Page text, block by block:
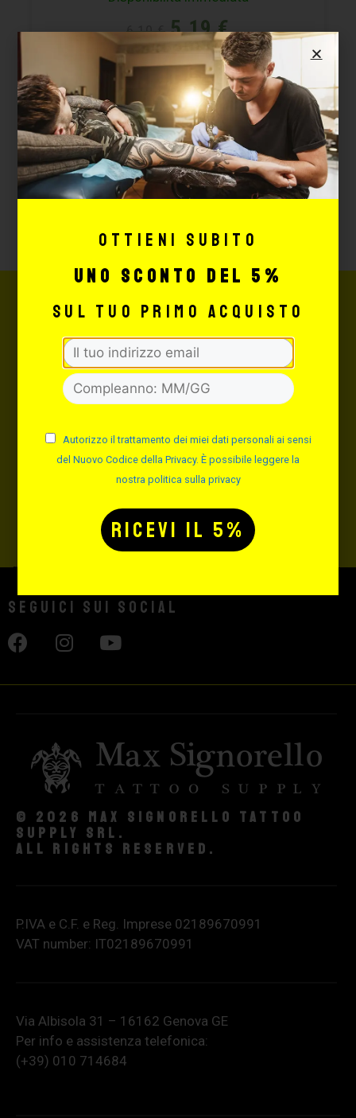
6,10€ 5,19€
AGGIUNGI
Newsletter
sconto!
politica sulla privacy
INVIA
Seguici sui social
© 2026 Max Signorello Tattoo
supply srl.
All rights reserved.
P.IVA e C.F. e Reg. Imprese 02189670991
VAT number: IT02189670991
Via Albisola 31 – 16162 Genova GE
Per info e assistenza telefonica:
(+39) 010 714684
Ottieni subito
uno sconto del 5%
sul tuo primo acquisto
Autorizzo il trattamento dei miei dati personali ai sensi
del Nuovo Codice della Privacy. È possibile leggere la
nostra politica sulla privacy